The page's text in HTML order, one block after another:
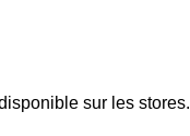
sur les stores.